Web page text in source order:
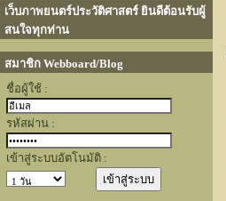
เว็บภาพยนตร์ประวัติศาสตร์ ยินดีต้อนรับผู้
สนใจทุกท่าน
สมาชิก Webboard/Blog
ชื่อผู้ใช้ :
รหัสผ่าน :
เข้าสู่ระบบอัตโนมัติ :